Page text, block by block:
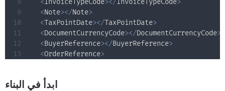
<Note></Note
<TaxPointDate></TaxPointDate
<DocumentCurrencyCode></DocumentCurrencyCode
<BuyerReference></BuyerReference
<OrderReference
ابدأ في البناء